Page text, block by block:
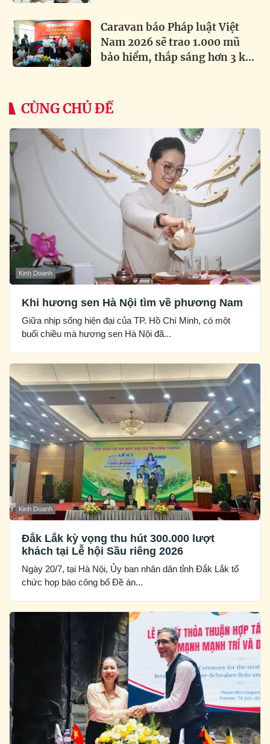
Caravan báo Pháp luật Việt
Nam 2026 sẽ trao 1.000 mũ
bảo hiểm, thắp sáng hơn 3 km
CÙNG CHỦ ĐỀ
Kinh Doanh
Khi hương sen Hà Nội tìm về phương Nam
Giữa nhịp sống hiện đại của TP. Hồ Chí Minh, có một
buổi chiều mà hương sen Hà Nội đã...
Kinh Doanh
Đắk Lắk kỳ vọng thu hút 300.000 lượt
khách tại Lễ hội Sầu riêng 2026
Ngày 20/7, tại Hà Nội, Ủy ban nhân dân tỉnh Đắk Lắk tổ
chức họp báo công bố Đề án...